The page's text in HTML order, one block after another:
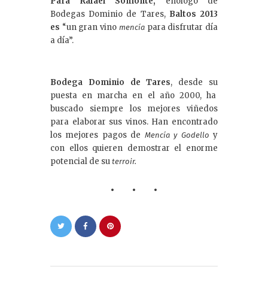
Bodegas Dominio de Tares,Baltos 2013
es “un gran vino mencíapara disfrutar día
a día”.
Bodega Dominio de Tares, desde su
puesta en marcha en el año 2000, ha
buscado siempre los mejores viñedos
para elaborar sus vinos. Han encontrado
los mejores pagos de Mencía y Godelloy
con ellos quieren demostrar el enorme
potencial de su terroir.